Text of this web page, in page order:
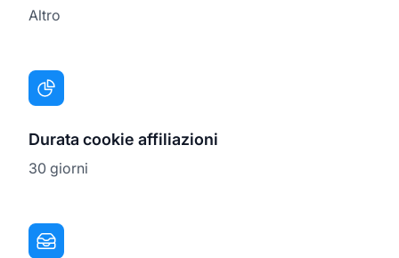
Altro
Durata cookie affiliazioni
30 giorni